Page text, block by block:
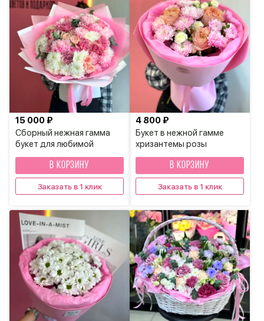
Сборный нежная гамма
букет для любимой
15 000 ₽
В КОРЗИНУ
Заказать в 1 клик
Букет в нежной гамме
хризантемы розы
4 800 ₽
В КОРЗИНУ
Заказать в 1 клик